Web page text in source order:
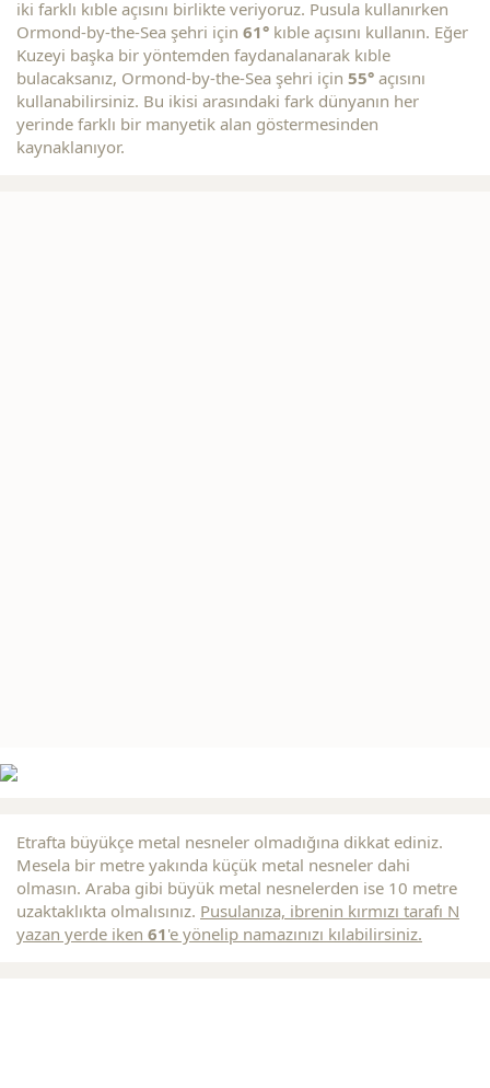
iki farklı kıble açısını birlikte veriyoruz. Pusula kullanırken
Ormond-by-the-Sea şehri için 61° kıble açısını kullanın. Eğer
Kuzeyi başka bir yöntemden faydanalanarak kıble
bulacaksanız, Ormond-by-the-Sea şehri için 55° açısını
kullanabilirsiniz. Bu ikisi arasındaki fark dünyanın her
yerinde farklı bir manyetik alan göstermesinden
kaynaklanıyor.
Etrafta büyükçe metal nesneler olmadığına dikkat ediniz.
Mesela bir metre yakında küçük metal nesneler dahi
olmasın. Araba gibi büyük metal nesnelerden ise 10 metre
uzaktaklıkta olmalısınız. Pusulanıza, ibrenin kırmızı tarafı N
yazan yerde iken 61'e yönelip namazınızı kılabilirsiniz.